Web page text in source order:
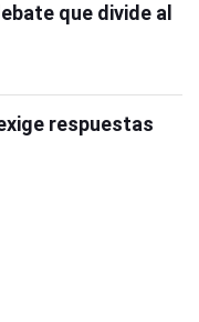
que divide al
respuestas